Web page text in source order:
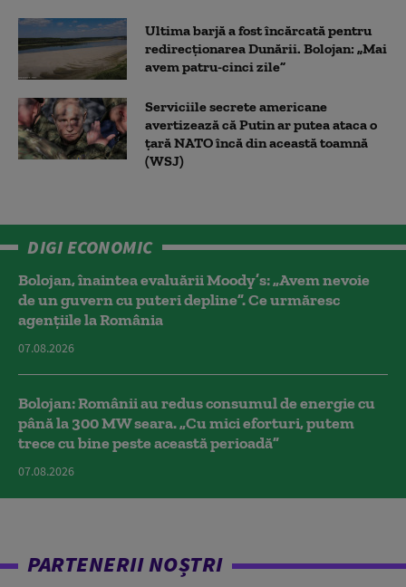
Ultima barjă a fost încărcată pentru
redirecționarea Dunării. Bolojan: „Mai
avem patru-cinci zile”
Serviciile secrete americane
avertizează că Putin ar putea ataca o
țară NATO încă din această toamnă
(WSJ)
DIGI ECONOMIC
Bolojan, înaintea evaluării Moody’s: „Avem nevoie
de un guvern cu puteri depline”. Ce urmăresc
agențiile la România
07.08.2026
Bolojan: Românii au redus consumul de energie cu
până la 300 MW seara. „Cu mici eforturi, putem
trece cu bine peste această perioadă”
07.08.2026
PARTENERII NOȘTRI